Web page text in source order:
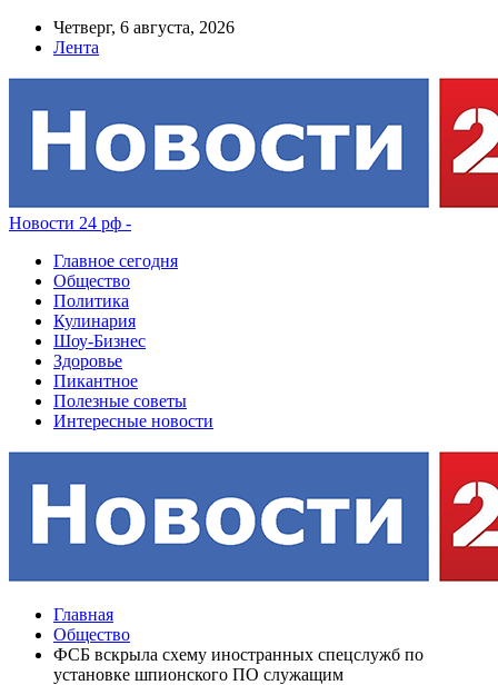
Четверг, 6 августа, 2026
Лента
Новости 24 рф -
Главное сегодня
Общество
Политика
Кулинария
Шоу-Бизнес
Здоровье
Пикантное
Полезные советы
Интересные новости
Главная
Общество
ФСБ вскрыла схему иностранных спецслужб по
установке шпионского ПО служащим